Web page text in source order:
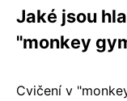
Jaké jsou
"monkey
Cvičení v